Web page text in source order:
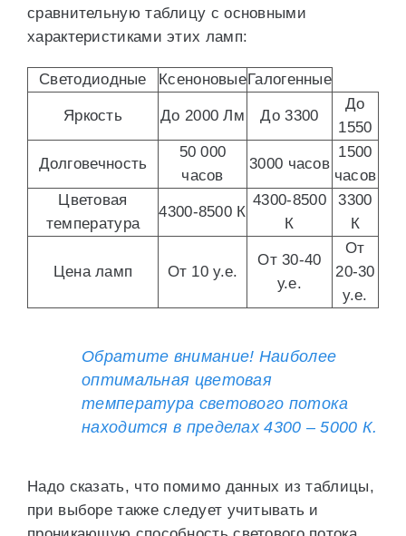
сравнительную таблицу с основными
характеристиками этих ламп:
Светодиодные КсеноновыеГалогенные
Яркость До 2000 Лм До 3300
До
1550
Долговечность
50 000
часов
3000 часов
1500
часов
Цветовая
температура
4300-8500 К
4300-8500
К
3300
К
Цена ламп От 10 у.е.
От 30-40
у.е.
От
20-30
у.е.
Обратите внимание! Наиболее
оптимальная цветовая
температура светового потока
находится в пределах 4300 – 5000 К.
Надо сказать, что помимо данных из таблицы,
при выборе также следует учитывать и